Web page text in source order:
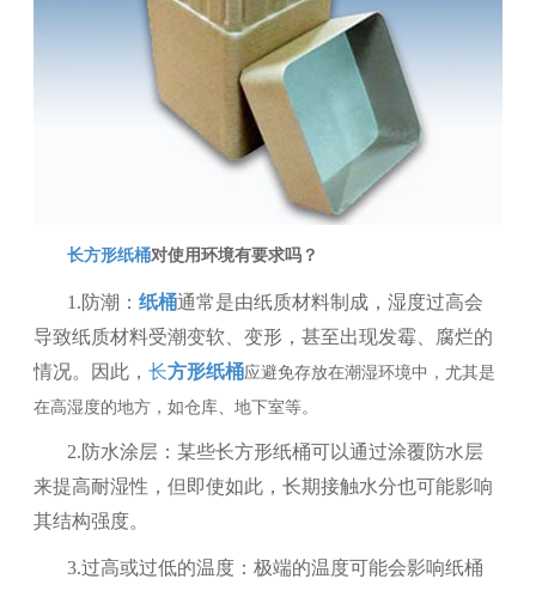
长方形纸桶对使用环境有要求吗 ？
1.防潮：纸桶通常是由纸质材料制成，湿度过高会
导致纸质材料受潮变软、变形，甚至出现发霉、腐烂的
情况。因此，长方形纸桶应避免存放在潮湿环境中，尤其是
在高湿度的地方，如仓库、地下室等。
2.防水涂层：某些长方形纸桶可以通过涂覆防水层
来提高耐湿性，但即使如此，长期接触水分也可能影响
其结构强度。
3.过高或过低的温度：极端的温度可能会影响纸桶